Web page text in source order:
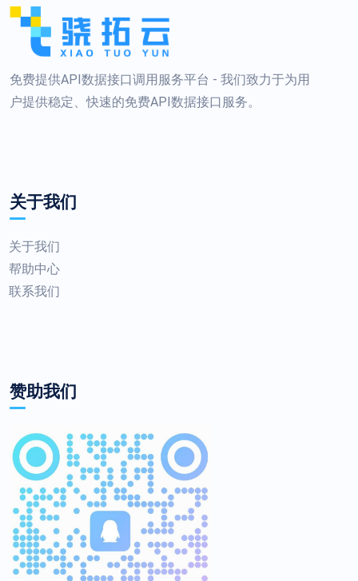
免费提供API数据接口调用服务平台 - 我们致力于为用
户提供稳定、快速的免费API数据接口服务。
关于我们
关于我们
帮助中心
联系我们
赞助我们